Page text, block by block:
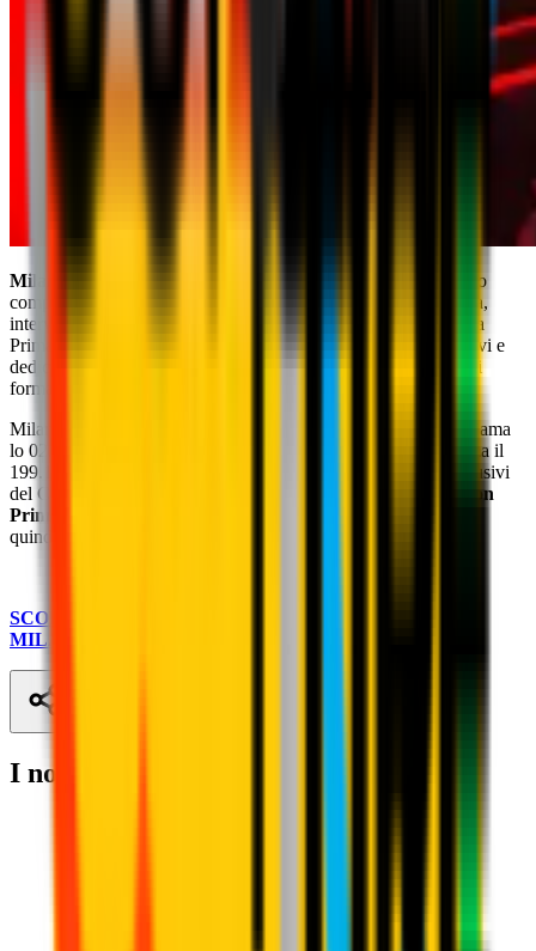
Milan TV
è il primo Club Channel italiano che offre palinsesto
completo a 360° su tutte le attività del Club: conferenze stampa,
interviste a giocatori e allenatori, le gare della Primavera e della
Prima squadra femminile. Ma non solo: quiz, contenuti esclusivi e
dedicati alle rossonere e al settore giovanile, oltre a una serie di
format che avvicinano il tifoso al mondo rossonero.
Milan TV è visibile sul
. Per abbonarti, chiama
lo 02.70.70 oppure vai su
. Se sei già cliente SKY, chiama il
199.11.44.00 oppure vai su
. I contenuti più esclusivi
del Club Channel milanista sono anche su
Amazon
Prime Video Channels
quindici giorni di prova gratuita.
SCOPRI DOVE POTER SEGUIRE LE PARTITE DEL
MILAN IN TV
I nostri partner